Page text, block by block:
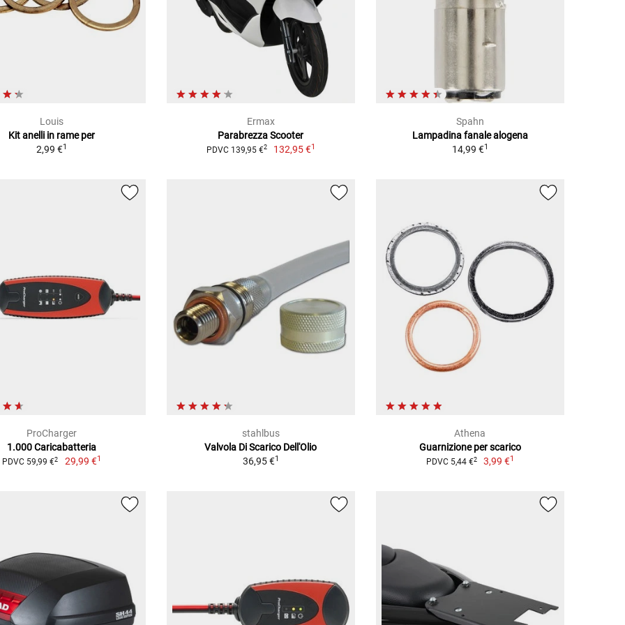
Louis
Kit anelli in rame per
2,99 €1
Ermax
Parabrezza Scooter
PDVC 139,95 €2 132,95 €1
Spahn
Lampadina fanale alogena
14,99 €1
ProCharger
1.000 Caricabatteria
PDVC 59,99 €2 29,99 €1
stahlbus
Valvola Di Scarico Dell'Olio
36,95 €1
Athena
Guarnizione per scarico
PDVC 5,44 €2 3,99 €1